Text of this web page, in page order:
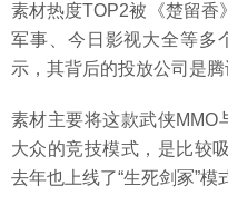
素材热度TOP2被《楚留香
军事、今日影视大全等多
示，其背后的投放公司是腾
素材主要将这款武侠MMO
大众的竞技模式，是比较
去年也上线了“生死剑冢”模